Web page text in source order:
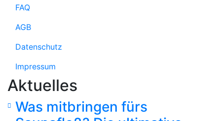
FAQ
AGB
Datenschutz
Impressum
Aktuelles
Was mitbringen fürs